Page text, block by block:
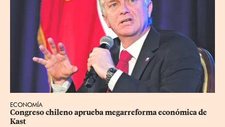
ECONOMÍA
Congreso chileno aprueba megarreforma económica de
Kast